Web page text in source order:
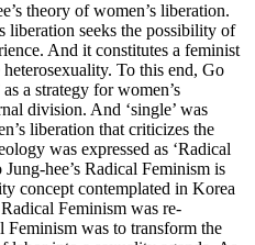
theory of women’s liberation.
liberation seeks the possibility of
And it constitutes a feminist
To this end, Go
a strategy for women’s
division. And ‘single’ was
liberation that criticizes the
was expressed as ‘Radical
hee’s Radical Feminism is
concept contemplated in Korea
Feminism was re-
Feminism was to transform the